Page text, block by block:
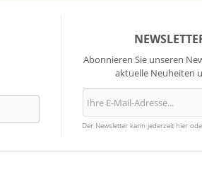
Abonnieren Sie unseren
aktuelle Neuheiten
Der Newsletter kann jederzeit hier